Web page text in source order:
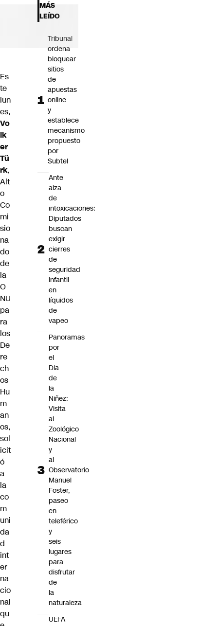
Es
te
lun
es,
Vo
lk
er
Tü
rk,
Alt
o
Co
mi
sio
na
do
de
la
O
NU
pa
ra
los
De
re
ch
os
Hu
m
an
os,
sol
icit
ó
a
la
co
m
uni
da
d
int
er
na
cio
nal
qu
MÁS
LEÍDO
Tribunal
ordena
bloquear
sitios
de
apuestas
online
y
establece
mecanismo
propuesto
por
Subtel
Ante
alza
de
intoxicaciones:
Diputados
buscan
exigir
cierres
de
seguridad
infantil
en
líquidos
de
vapeo
Panoramas
por
el
Día
de
la
Niñez:
Visita
al
Zoológico
Nacional
y
al
Observatorio
Manuel
Foster,
paseo
en
teleférico
y
seis
lugares
para
disfrutar
de
la
naturaleza
UEFA